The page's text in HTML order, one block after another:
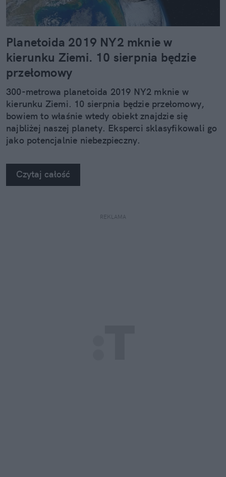
Planetoida 2019 NY2 mknie w
kierunku Ziemi. 10 sierpnia będzie
przełomowy
300-metrowa planetoida 2019 NY2 mknie w
kierunku Ziemi. 10 sierpnia będzie przełomowy,
bowiem to właśnie wtedy obiekt znajdzie się
najbliżej naszej planety. Eksperci sklasyfikowali go
jako potencjalnie niebezpieczny.
Czytaj całość
REKLAMA